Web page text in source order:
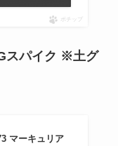
ポチップ
スパイク ※土グ
マーキュリア